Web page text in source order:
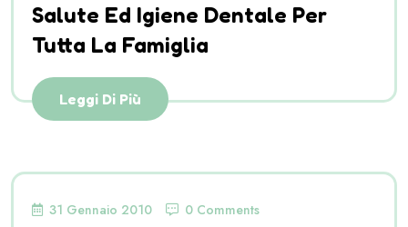
Salute Ed Igiene Dentale Per
Tutta La Famiglia
Leggi Di Più
31 Gennaio 2010 0 Comments